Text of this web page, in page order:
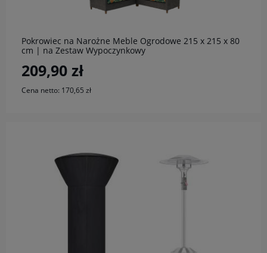
Pokrowiec na Narożne Meble Ogrodowe 215 x 215 x 80
cm | na Zestaw Wypoczynkowy
209,90 zł
Cena netto: 170,65 zł